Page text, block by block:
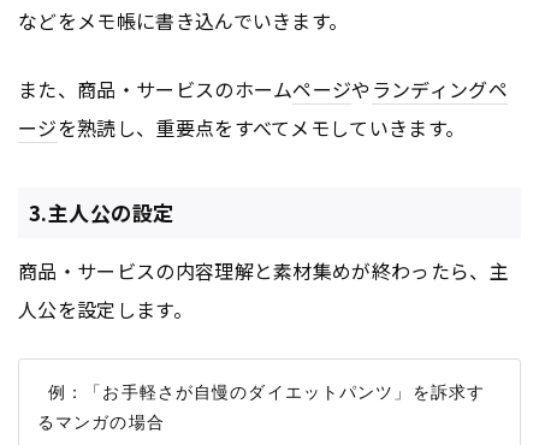
などをメモ帳に書き込んでいきます。
また、商品・サービスのホームページやランディングペ
ージを熟読し、重要点をすべてメモしていきます。
3.主人公の設定
商品・サービスの内容理解と素材集めが終わったら、主
人公を設定します。
例：「お手軽さが自慢のダイエットパンツ」を訴求す
るマンガの場合